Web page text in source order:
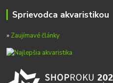
Sprievodca akvaristikou
» Zaujímavé články